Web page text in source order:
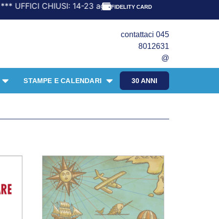
FINO: 12 agosto RIPRESA: 24 agosto
FIDELITY CARD
contattaci 045
8012631
@
30 ANNI
STAMPE E CALENDARI